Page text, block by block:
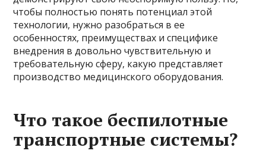
чтобы полностью понять потенциал этой
технологии, нужно разобраться в ее
особенностях, преимуществах и специфике
внедрения в довольно чувствительную и
требовательную сферу, какую представляет
производство медицинского оборудования.
Что такое беспилотные
транспортные системы?